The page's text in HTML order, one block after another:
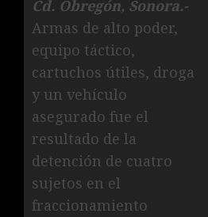
Cd. Obregón, Sonora.-
Armas de alto poder,
equipo táctico,
cartuchos útiles, droga
y un vehículo
asegurado fue el
resultado de la
detención de cuatro
sujetos en el
fraccionamiento